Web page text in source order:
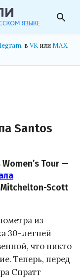
search
, в VK илиMAX.
Santos
Tour —
Mitchelton-Scott
из
30-летней
что никто
Теперь, перед
Спратт